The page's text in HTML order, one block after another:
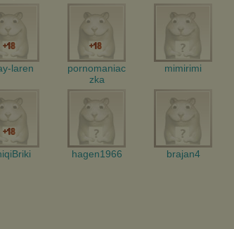
laren
pornomaniac
zka
mimirimi
hagen1966 brajan4